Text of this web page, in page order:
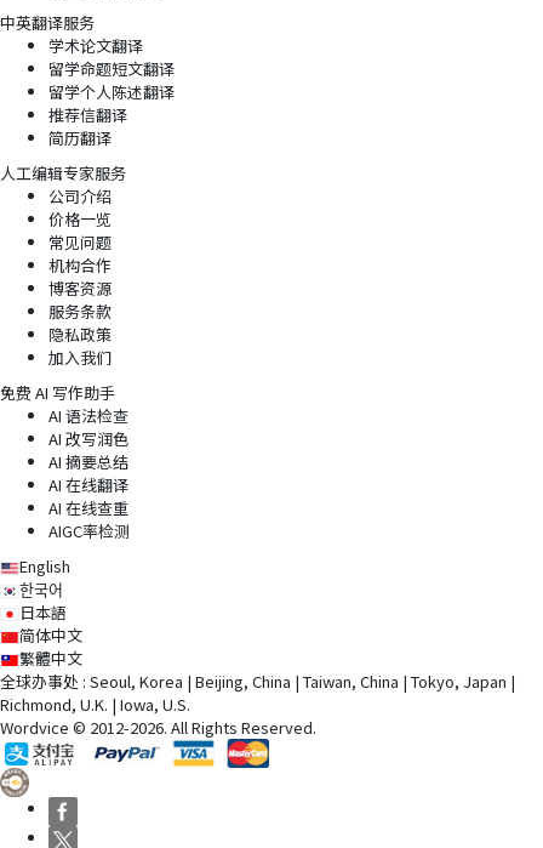
中英翻译服务
学术论文翻译
留学命题短文翻译
留学个人陈述翻译
推荐信翻译
简历翻译
人工编辑专家服务
公司介绍
价格一览
常见问题
机构合作
博客资源
服务条款
隐私政策
加入我们
免费 AI 写作助手
AI 语法检查
AI 改写润色
AI 摘要总结
AI 在线翻译
AI 在线查重
AIGC率检测
English
한국어
日本語
简体中文
繁體中文
全球办事处 : Seoul, Korea | Beijing, China | Taiwan, China | Tokyo, Japan |
Richmond, U.K. | Iowa, U.S.
Wordvice © 2012-2026. All Rights Reserved.